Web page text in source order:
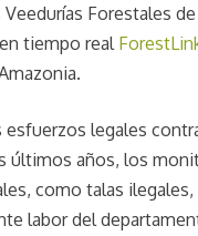
Forestales
tiempo real
legales
últimos años, los
como talas
labor del